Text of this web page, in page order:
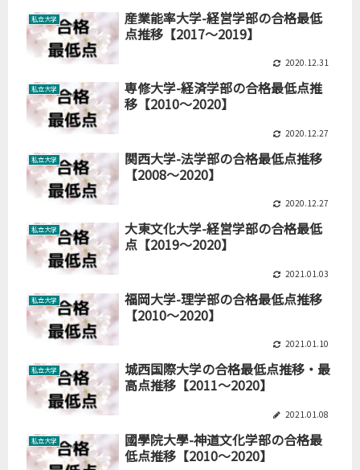
私立大学
産業能率大学-経営学部の合格最低
点推移【2017～2019】
2020.12.31
私立大学
専修大学-経済学部の合格最低点推
移【2010～2020】
2020.12.27
私立大学
関西大学-法学部の合格最低点推移
【2008～2020】
2020.12.27
私立大学
大東文化大学-経営学部の合格最低
点【2019～2020】
2021.01.03
私立大学
福岡大学-理学部の合格最低点推移
【2010～2020】
2021.01.10
私立大学
城西国際大学の合格最低点推移・最
高点推移【2011～2020】
2021.01.08
私立大学
國學院大學-神道文化学部の合格最
低点推移【2010～2020】